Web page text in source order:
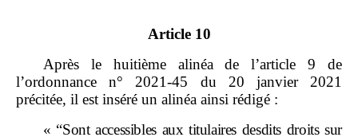
Article 10
Après le huitième alinéa de l’article 9 de
l’ordonnance n° 2021‑45 du 20 janvier 2021
précitée, il est inséré un alinéa ainsi rédigé :
« “Sont accessibles aux titulaires desdits droits sur